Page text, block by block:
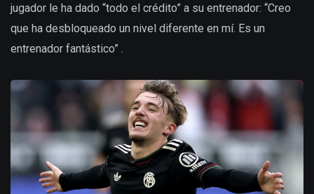
jugador le ha dado “todo el crédito” a su entrenador: “Creo
que ha desbloqueado un nivel diferente en mí. Es un
entrenador fantástico” .